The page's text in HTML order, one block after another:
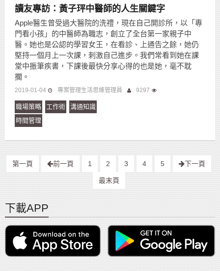
讀友專訪：黃子玶中醫師的人生關鍵字
Apple醫生曾受過大醫院的洗禮，現在自己開診所，以「專
門看小孩」的中醫師為職志，創立了全台第一家親子中
醫。她也是公認的學習女王，在看診、上通告之餘，她仍
堅持一個月上一次課，刺激自己進步。我們常看到她在課
堂中振筆疾書，下課後最快分享心得的也是她，毫不耽
擱。
2019-01-04 專案管理生活思維管理員 9297
職場策略 工作術
溝通知識
時間管理
第一頁 前一頁 1 2 3 4 5 下一頁
最末頁
下載APP